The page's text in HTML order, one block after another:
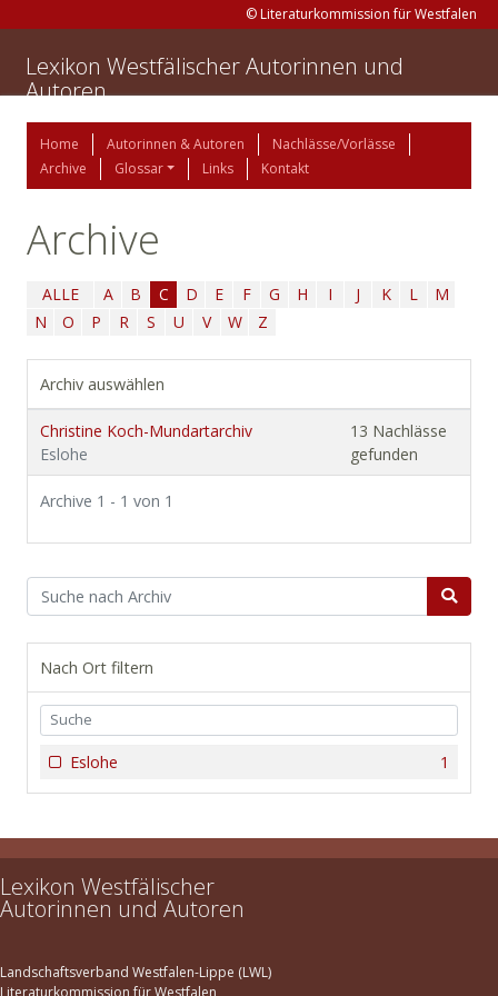
© Literaturkommission für Westfalen
Lexikon Westfälischer Autorinnen und
Autoren
Home Autorinnen & Autoren
Nachlässe/Vorlässe
Archive
Glossar Links Kontakt
Archive
ALLE A B C D E F G H I J K L
M
N
O P R S U V W Z
Archiv auswählen
Christine Koch-Mundartarchiv
Eslohe
13 Nachlässe
gefunden
Archive 1 - 1 von 1
Nach Ort filtern
1
Eslohe
Lexikon Westfälischer
Autorinnen und Autoren
Landschaftsverband Westfalen-Lippe (LWL)
Literaturkommission für Westfalen